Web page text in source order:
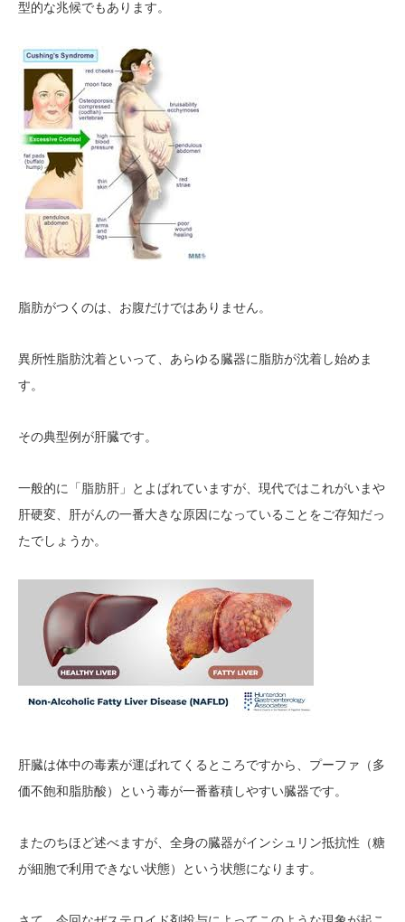
型的な兆候でもあります。
脂肪がつくのは、お腹だけではありません。
異所性脂肪沈着といって、あらゆる臓器に脂肪が沈着し始めま
す。
その典型例が肝臓です。
一般的に「脂肪肝」とよばれていますが、現代ではこれがいまや
肝硬変、肝がんの一番大きな原因になっていることをご存知だっ
たでしょうか。
肝臓は体中の毒素が運ばれてくるところですから、プーファ（多
価不飽和脂肪酸）という毒が一番蓄積しやすい臓器です。
またのちほど述べますが、全身の臓器がインシュリン抵抗性（糖
が細胞で利用できない状態）という状態になります。